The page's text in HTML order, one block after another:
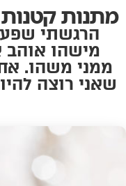
מתנות קטנות
הרגשתי
מישהו אוהב
ממני משהו.
שאני רוצה